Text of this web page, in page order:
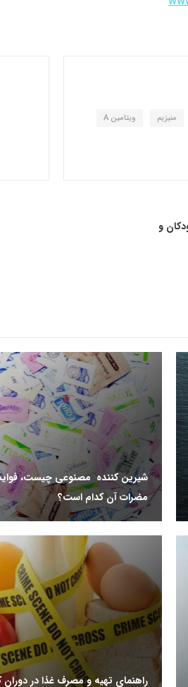
منیزیم ویتامین A
و
شیرین کننده مصنوعی چیست،
مضرات آن کدام است؟
راهنمای تهیه و مصرف غذا در دوران